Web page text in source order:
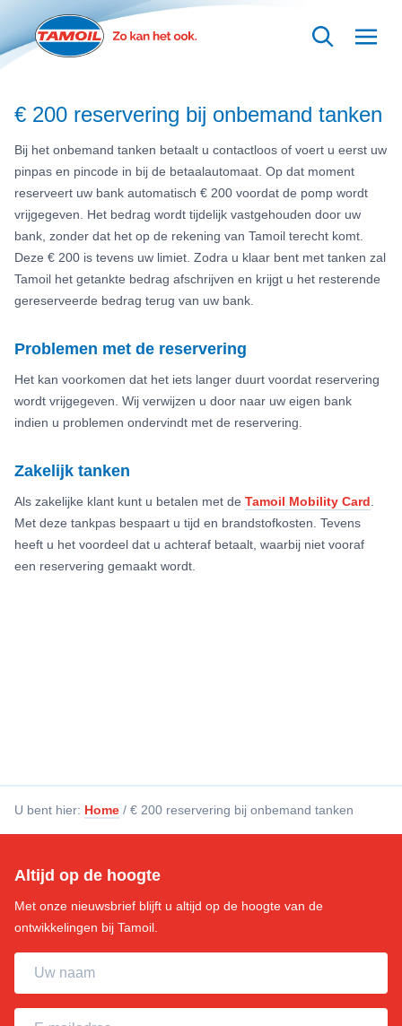
Ga naar hoofdinhoud
€ 200 reservering bij onbemand tanken
Bij het onbemand tanken betaalt u contactloos of voert u eerst uw
pinpas en pincode in bij de betaalautomaat. Op dat moment
reserveert uw bank automatisch € 200 voordat de pomp wordt
vrijgegeven. Het bedrag wordt tijdelijk vastgehouden door uw
bank, zonder dat het op de rekening van Tamoil terecht komt.
Deze € 200 is tevens uw limiet. Zodra u klaar bent met tanken zal
Tamoil het getankte bedrag afschrijven en krijgt u het resterende
gereserveerde bedrag terug van uw bank.
Problemen met de reservering
Het kan voorkomen dat het iets langer duurt voordat reservering
wordt vrijgegeven. Wij verwijzen u door naar uw eigen bank
indien u problemen ondervindt met de reservering.
Zakelijk tanken
Als zakelijke klant kunt u betalen met de Tamoil Mobility Card
Met deze tankpas bespaart u tijd en brandstofkosten. Tevens
heeft u het voordeel dat u achteraf betaalt, waarbij niet vooraf
een reservering gemaakt wordt.
U bent hier: Home / € 200 reservering bij onbemand tanken
Altijd op de hoogte
Met onze nieuwsbrief blijft u altijd op de hoogte van de
ontwikkelingen bij Tamoil.
Uw naam
E-mailadres